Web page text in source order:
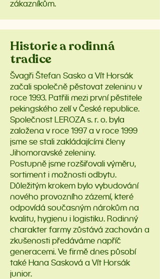
zákazníkům.
Historie a rodinná
tradice
Švagři Štefan Sasko a Vít Horsák
začali společně pěstovat zeleninu v
roce 1993. Patřili mezi první pěstitele
pekingského zelí v České republice.
Společnost LEROZA s. r. o. byla
založena v roce 1997 a v roce 1999
jsme se stali zakládajícími členy
Jihomoravské zeleniny.
Postupně jsme rozšiřovali výměru,
sortiment i možnosti odbytu.
Důležitým krokem bylo vybudování
nového provozního zázemí, které
odpovídá současným nárokům na
kvalitu, hygienu i logistiku. Rodinný
charakter farmy zůstává zachován a
zkušenosti předáváme napříč
generacemi. Ve firmě dnes působí
také Hana Sasková a Vít Horsák
junior.